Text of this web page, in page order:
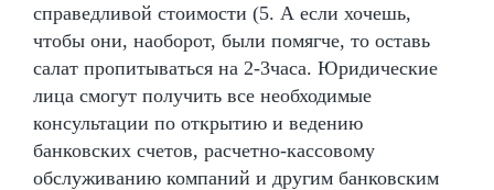
справедливой стоимости (5. А если хочешь,
чтобы они, наоборот, были помягче, то оставь
салат пропитываться на 2-3часа. Юридические
лица смогут получить все необходимые
консультации по открытию и ведению
банковских счетов, расчетно-кассовому
обслуживанию компаний и другим банковским